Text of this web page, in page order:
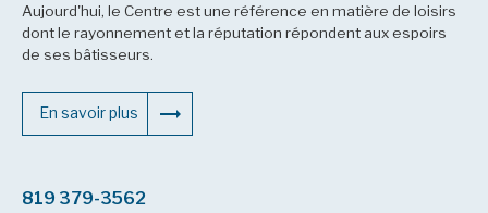
Aujourd'hui, le Centre est une référence en matière de loisirs
dont le rayonnement et la réputation répondent aux espoirs
de ses bâtisseurs.
En savoir plus
819 379-3562